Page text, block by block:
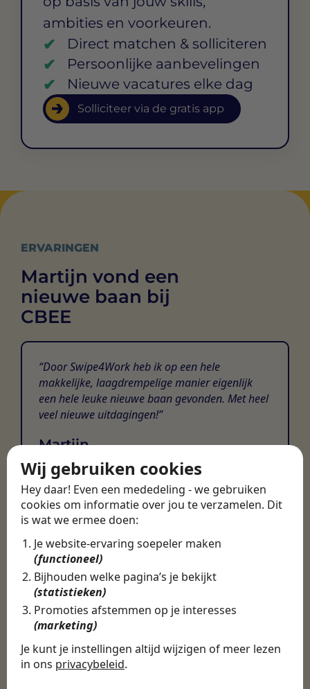
Wij gebruiken cookies
Hey daar! Even een mededeling - we gebruiken
cookies om informatie over jou te verzamelen. Dit
is wat we ermee doen:
Je website-ervaring soepeler maken
(functioneel)
Bijhouden welke pagina’s je bekijkt
(statistieken)
Promoties afstemmen op je interesses
(marketing)
Je kunt je instellingen altijd wijzigen of meer lezen
in ons privacybeleid.
ambities en voorkeuren.
Direct matchen & solliciteren
Persoonlijke aanbevelingen
Nieuwe vacatures elke dag
Solliciteer via de gratis app
ERVARINGEN
Martijn vond een
nieuwe baan bij
CBEE
Door Swipe4Work heb ik op een hele
makkelijke, laagdrempelige manier eigenlijk
een hele leuke nieuwe baan gevonden. Met heel
veel nieuwe uitdagingen!
Martijn
Certinia Consultant